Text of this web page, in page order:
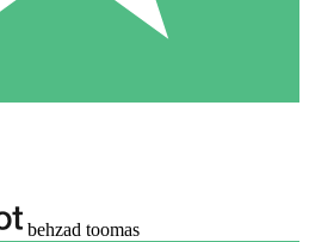
behzad toomas